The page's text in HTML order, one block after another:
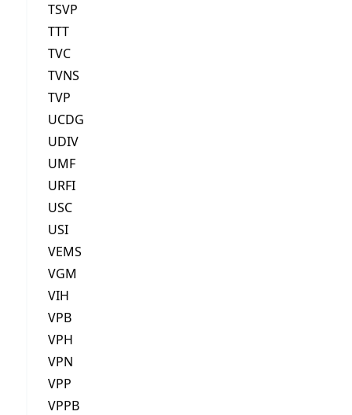
TSVP
TTT
TVC
TVNS
TVP
UCDG
UDIV
UMF
URFI
USC
USI
VEMS
VGM
VIH
VPB
VPH
VPN
VPP
VPPB